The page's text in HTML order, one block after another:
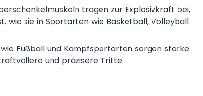
tragen zur Explosivkraft bei,
wie sie in Sportarten wie Basketball, Volleyball
Fußball und Kampfsportarten sorgen starke
und präzisere Tritte.